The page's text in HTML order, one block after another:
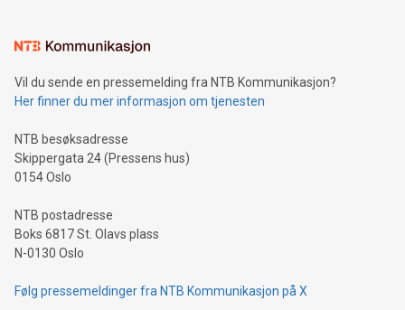
Vil du sende en pressemelding fra NTB Kommunikasjon?
Her finner du mer informasjon om tjenesten
NTB besøksadresse
Skippergata 24 (Pressens hus)
0154 Oslo
NTB postadresse
Boks 6817 St. Olavs plass
N-0130 Oslo
Følg pressemeldinger fra NTB Kommunikasjon på X